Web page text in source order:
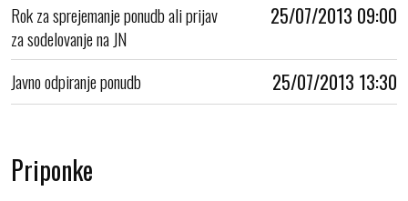
Rok za sprejemanje ponudb ali prijav
za sodelovanje na JN
25/07/2013 09:00
Javno odpiranje ponudb 25/07/2013 13:30
Priponke